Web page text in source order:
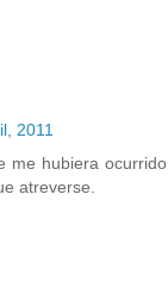
2011
me hubiera
atreverse.